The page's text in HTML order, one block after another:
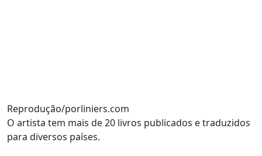
Reprodução/porliniers.com
O artista tem mais de 20 livros publicados e traduzidos
para diversos países.